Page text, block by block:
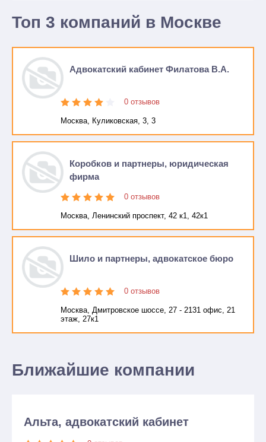
Топ 3 компаний в Москве
Адвокатский кабинет Филатова В.А.
0 отзывов
Москва, Куликовская, 3, 3
Коробков и партнеры, юридическая
фирма
0 отзывов
Москва, Ленинский проспект, 42 к1, 42к1
Шило и партнеры, адвокатское бюро
0 отзывов
Москва, Дмитровское шоссе, 27 - 2131 офис, 21
этаж, 27к1
Ближайшие компании
Альта, адвокатский кабинет